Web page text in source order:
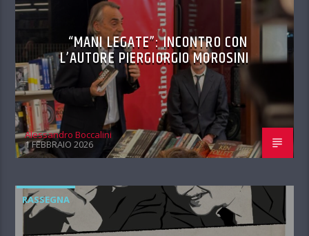
“MANI LEGATE”: INCONTRO CON
L’AUTORE PIERGIORGIO MOROSINI
Alessandro Boccalini
1 FEBBRAIO 2026
RASSEGNA